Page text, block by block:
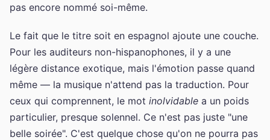
pas encore nommé soi-même.
Le fait que le titre soit en espagnol ajoute une couche.
Pour les auditeurs non-hispanophones, il y a une
légère distance exotique, mais l'émotion passe quand
même — la musique n'attend pas la traduction. Pour
ceux qui comprennent, le mot inolvidable a un poids
particulier, presque solennel. Ce n'est pas juste "une
belle soirée". C'est quelque chose qu'on ne pourra pas